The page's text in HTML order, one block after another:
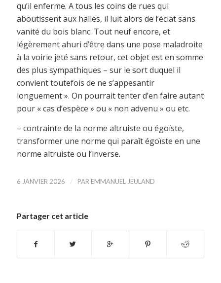
qu’il enferme. A tous les coins de rues qui
aboutissent aux halles, il luit alors de l’éclat sans
vanité du bois blanc. Tout neuf encore, et
légèrement ahuri d’être dans une pose maladroite
à la voirie jeté sans retour, cet objet est en somme
des plus sympathiques – sur le sort duquel il
convient toutefois de ne s’appesantir
longuement ». On pourrait tenter d’en faire autant
pour « cas d’espèce » ou « non advenu » ou etc.
– contrainte de la norme altruiste ou égoïste,
transformer une norme qui paraît égoïste en une
norme altruiste ou l’inverse.
6 JANVIER 2026 / PAR EMMANUEL JEULAND
Partager cet article